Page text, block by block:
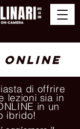
di offrire
lezioni sia in
in un
ibrido!